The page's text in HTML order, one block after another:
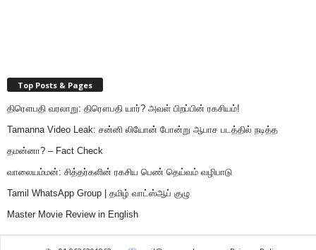
Top Posts & Pages
திரௌபதி வரலாறு: திரௌபதி யார்? அவள் பிறப்பின் ரகசியம்!
Tamanna Video Leak: சன்னி லியோன் போன்று ஆபாச படத்தில் நடித்த
தமன்னா? – Fact Check
வாலையம்மன்: சித்தர்களின் ரகசிய பெண் தெய்வம் வழிபாடு
Tamil WhatsApp Group | தமிழ் வாட்ஸ்ஆப் குழு
Master Movie Review in English